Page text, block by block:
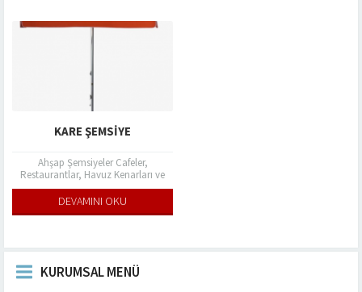
KARE ŞEMSIYE
Ahşap Şemsiyeler Cafeler,
Restaurantlar, Havuz Kenarları ve
Bahçelerde güneş ışınları ve yağmur
damlaları gibi dış etkenlerle aranıza
girerek sizleri ve...
DEVAMINI OKU
KURUMSAL MENÜ